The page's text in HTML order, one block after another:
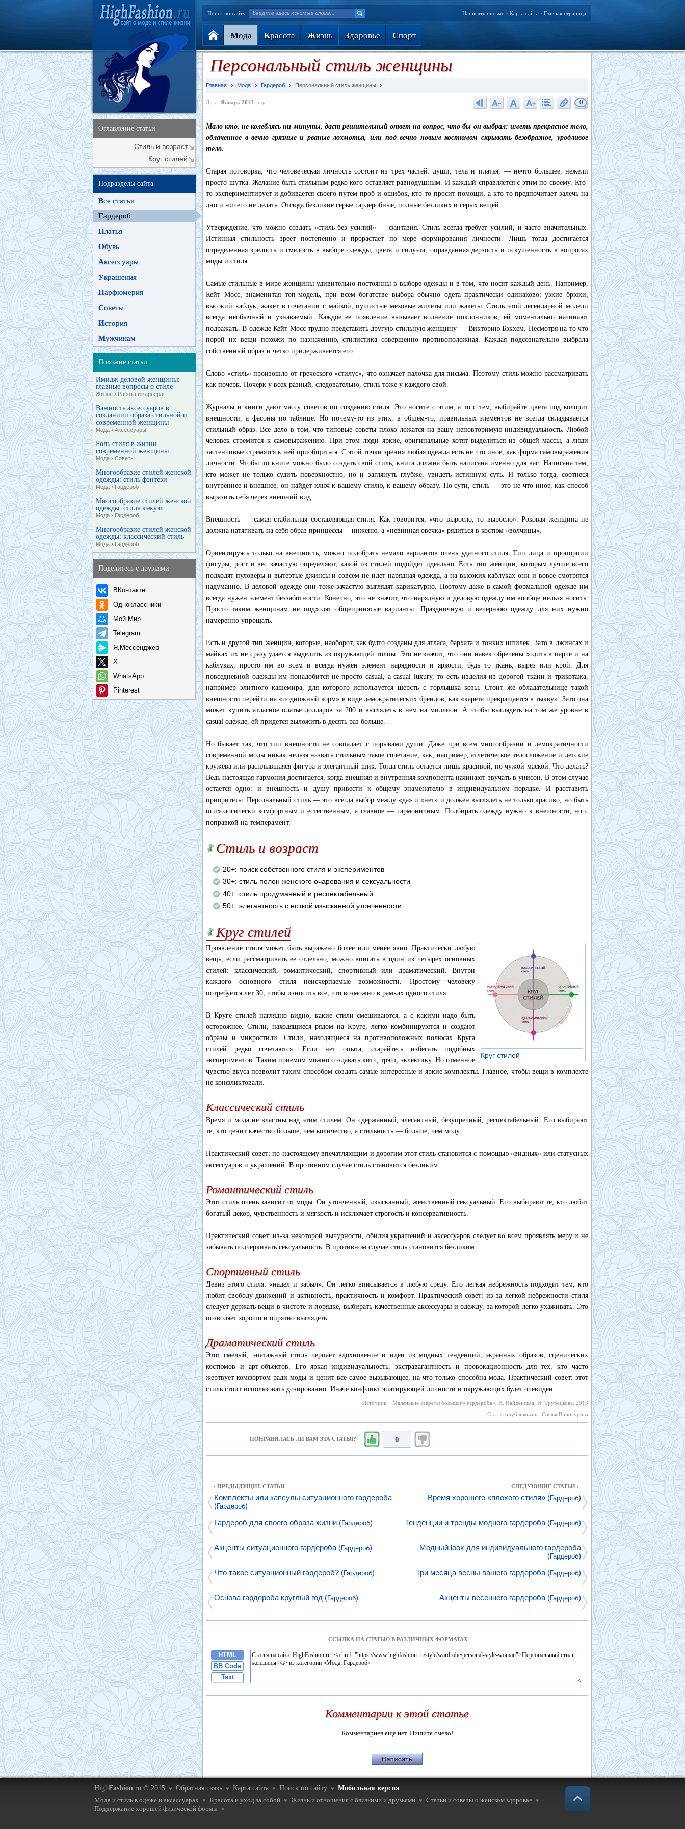
Поиск по сайту: Написать письмо • Карта сайта • Главная страница
Мода Красота Жизнь Здоровье Спорт
Оглавление статьи
Стиль и возраст
Круг стилей
Подразделы сайта
Все статьи
Гардероб
Платья
Обувь
Аксессуары
Украшения
Парфюмерия
Советы
История
Мужчинам
Похожие статьи
Имидж деловой женщины:
главные вопросы о стиле
Жизнь › Работа и карьера
Важность аксессуаров в
созданиии образа стильной и
современной женщины
Мода › Аксессуары
Роль стиля в жизни
современной женщины
Мода › Советы
Многообразие стилей женской
одежды: стиль фэнтези
Мода › Гардероб
Многообразие стилей женской
одежды: стиль кэжуэл
Мода › Гардероб
Многообразие стилей женской
одежды: классический стиль
Мода › Гардероб
Поделитесь с друзьями
ВКонтакте
Одноклассники
Мой Мир
Telegram
Я.Мессенджер
X
WhatsApp
Pinterest
Персональный стиль женщины
Главная Мода Гардероб Персональный стиль женщины
Дата: Январь 2013 года 0
Мало кто, не колеблясь ни минуты, даст решительный ответ на вопрос, что бы он выбрал: иметь прекрасное тело,
облаченное в вечно грязные и рваные лохмотья, или под вечно новым костюмом скрывать безобразное, уродливое
тело.
Старая поговорка, что человеческая личность состоит из трех частей: души, тела и платья, — нечто большее, нежели
просто шутка. Желание быть стильным редко кого оставляет равнодушным. И каждый справляется с этим по-своему. Кто-
то экспериментирует и добивается своего путем проб и ошибок, кто-то просит помощи, а кто-то предпочитает залечь на
дно и ничего не делать. Отсюда безликие серые гардеробные, полные безликих и серых вещей.
Утверждение, что можно создать «стиль без усилий» — фантазия. Стиль всегда требует усилий, и часто значительных.
Истинная стильность зреет постепенно и прорастает по мере формирования личности. Лишь тогда достигается
определенная зрелость и смелость в выборе одежды, цвета и силуэта, оправданная дерзость и искушенность в вопросах
моды и стиля.
Самые стильные в мире женщины удивительно постоянны в выборе одежды и в том, что носят каждый день. Например,
Кейт Мосс, знаменитая топ-модель, при всем богатстве выбора обычно одета практически одинаково: узкие брюки,
высокий каблук, жакет в сочетании с майкой, пушистые меховые жилеты или жакеты. Стиль этой легендарной модели
всегда необычный и узнаваемый. Каждое ее появление вызывает волнение поклонников, ей моментально начинают
подражать. В одежде Кейт Мосс трудно представить другую стильную женщину — Викторию Бэкхем. Несмотря на то что
порой их вещи похожи по назначению, стилистика совершенно противоположная. Каждая подсознательно выбрала
собственный образ и четко придерживается его.
Слово «стиль» произошло от греческого «стилус», что означает палочка для письма. Поэтому стиль можно рассматривать
как почерк. Почерк у всех разный, следовательно, стиль тоже у каждого свой.
Журналы и книги дают массу советов по созданию стиля. Это носите с этим, а то с тем, выбирайте цвета под колорит
внешности, а фасоны по таблице. Но почему-то из этих, в общем-то, правильных элементов не всегда складывается
стильный образ. Все дело в том, что типовые советы плохо ложатся на вашу неповторимую индивидуальность. Любой
человек стремится к самовыражению. При этом люди яркие, оригинальные хотят выделиться из общей массы, а люди
застенчивые стремятся к ней приобщиться. С этой точки зрения любая одежда есть не что иное, как форма самовыражения
личности. Чтобы по книге можно было создать свой стиль, книга должна быть написана именно для вас. Написана тем,
кто может не только судить поверхностно, но и заглянуть глубже, увидеть истинную суть. И только тогда, соотнеся
внутреннее и внешнее, он найдет ключ к вашему стилю, к вашему образу. По сути, стиль — это не что иное, как способ
выразить себя через внешний вид.
Внешность — самая стабильная составляющая стиля. Как говорится, «что выросло, то выросло». Роковая женщина не
должна натягивать на себя образ принцессы— инженю, а «невинная овечка» рядиться в костюм «волчицы».
Ориентируясь только на внешность, можно подобрать немало вариантов очень удачного стиля. Тип лица и пропорции
фигуры, рост и вес зачастую определяют, какой из стилей подойдет идеально. Есть тип женщин, которым лучше всего
подходят пуловеры и вытертые джинсы и совсем не идет нарядная одежда, а на высоких каблуках они и вовсе смотрятся
надуманно. В деловой одежде они тоже зачастую выглядят карикатурно. Поэтому даже в самой формальной одежде им
всегда нужен элемент беззаботности. Конечно, это не значит, что нарядную и деловую одежду им вообще нельзя носить.
Просто таким женщинам не подходят общепринятые варианты. Праздничную и вечернюю одежду для них нужно
намеренно упрощать.
Есть и другой тип женщин, которые, наоборот, как будто созданы для атласа, бархата и тонких шпилек. Зато в джинсах и
майках их не сразу удается выделить из окружающей толпы. Это не значит, что они навек обречены ходить в парче и на
каблуках, просто им во всем и всегда нужен элемент нарядности и яркости, будь то ткань, вырез или крой. Для
повседневной одежды им понадобится не просто casual, а casual luxury, то есть изделия из дорогой ткани и трикотажа,
например элитного кашемира, для которого используется шерсть с горлышка козы. Стоит же обладательнице такой
внешности перейти на «подножный корм» в виде демократических брендов, как «карета превращается в тыкву». Зато она
может купить атласное платье долларов за 200 и выглядеть в нем на миллион. А чтобы выглядеть на том же уровне в
casual одежде, ей придется выложить в десять раз больше.
Но бывает так, что тип внешности не совпадает с порывами души. Даже при всем многообразии и демократичности
современной моды никак нельзя назвать стильным такое сочетание, как, например, атлетическое телосложение и детские
кружева или расплывшаяся фигура и элегантный шик. Тогда стиль остается лишь красивой, но чужой маской. Что делать?
Ведь настоящая гармония достигается, когда внешняя и внутренняя компонента начинают звучать в унисон. В этом случае
остается одно: и внешность и душу привести к общему знаменателю в индивидуальном порядке. И расставить
приоритеты. Персональный стиль — это всегда выбор между «да» и «нет» и должен выглядеть не только красиво, но быть
психологически комфортным и естественным, а главное — гармоничным. Подбирать одежду нужно к внешности, но с
поправкой на темперамент.
Стиль и возраст
20+: поиск собственного стиля и экспериментов
30+: стиль полон женского очарования и сексуальности
40+: стиль продуманный и респектабельный
50+: элегантность с ноткой изысканной утонченности
Круг стилей
Круг стилей
Проявление стиля может быть выражено более или менее явно. Практически любую
вещь, если рассматривать ее отдельно, можно вписать в один из четырех основных
стилей: классический, романтический, спортивный или драматический. Внутри
каждого основного стиля неисчерпаемые возможности. Простому человеку
потребуется лет 30, чтобы износить все, что возможно в рамках одного стиля.
В Круге стилей наглядно видно, какие стили смешиваются, а с какими надо быть
осторожнее. Стили, находящиеся рядом на Круге, легко комбинируются и создают
образы и микростили. Стили, находящиеся на противоположных полюсах Круга
стилей редко сочетаются. Если нет опыта, старайтесь избегать подобных
экспериментов. Таким приемом можно создавать китч, трэш, эклектику. Но отменное
чувство вкуса позволит таким способом создать самые интересные и яркие комплекты. Главное, чтобы вещи в комплекте
не конфликтовали.
Классический стиль
Время и мода не властны над этим стилем. Он сдержанный, элегантный, безупречный, респектабельный. Его выбирают
те, кто ценит качество больше, чем количество, а стильность — больше, чем моду.
Практический совет: по-настоящему впечатляющим и дорогим этот стиль становится с помощью «видных» или статусных
аксессуаров и украшений. В противном случае стиль становится безликим.
Романтический стиль
Этот стиль очень зависит от моды. Он утонченный, изысканный, женственный сексуальный. Его выбирают те, кто любит
богатый декор, чувственность и мягкость и исключает строгость и консервативность.
Практический совет: из-за некоторой вычурности, обилия украшений и аксессуаров следует во всем проявлять меру и не
забывать подчеркивать сексуальность. В противном случае стиль становится безликим.
Спортивный стиль
Девиз этого стиля: «надел и забыл». Он легко вписывается в любую среду. Его легкая небрежность подходит тем, кто
любит свободу движений и активность, практичность и комфорт. Практический совет: из-за легкой небрежности стиля
следует держать вещи в чистоте и порядке, выбирать качественные аксессуары и одежду, за которой легко ухаживать. Это
позволяет хорошо и опрятно выглядеть.
Драматический стиль
Этот смелый, эпатажный стиль черпает вдохновение и идеи из модных тенденций, экранных образов, сценических
костюмов и арт-объектов. Его яркая индивидуальность, экстравагантность и провокационность для тех, кто часто
жертвует комфортом ради моды и ценит все самое вызывающее, на что только способна мода. Практический совет: этот
стиль стоит использовать дозированно. Иначе конфликт эпатирующей личности и окружающих будет очевиден.
Источник: «Маленькие секреты большого гардероба», Н. Найденская, И. Трубецкова, 2013
Статья опубликована: Софья Винокурова
ПОНРАВИЛАСЬ ЛИ ВАМ ЭТА СТАТЬЯ? 0
‹ ПРЕДЫДУЩИЕ СТАТЬИ
Комплекты или капсулы ситуационного гардероба
( Гардероб)
Гардероб для своего образа жизни ( Гардероб)
Акценты ситуационного гардероба ( Гардероб)
Что такое ситуационный гардероб? ( Гардероб)
Основа гардероба круглый год ( Гардероб)
СЛЕДУЮЩИЕ СТАТЬИ ›
Время хорошего «плохого стиля» ( Гардероб)
Тенденции и тренды модного гардероба ( Гардероб)
Модный look для индивидуального гардероба
( Гардероб)
Три месяца весны вашего гардероба ( Гардероб)
Акценты весеннего гардероба ( Гардероб)
ССЫЛКА НА СТАТЬЮ В РАЗЛИЧНЫХ ФОРМАТАХ
HTML
BB Code
Text
Комментарии к этой статье
Комментариев еще нет. Пишите смело!
HighFashion.ru © 2015 ♥ Обратная связь ♥ Карта сайта ♥ Поиск по сайту ♥
Мобильная версия
Мода и стиль в одеже и аксессуарах
♥ Красота и уход за собой ♥ Жизнь и отношения с близкими и друзьями ♥ Статьи и советы о женском здоровье ♥
Поддержание хорошей физической формы ♥